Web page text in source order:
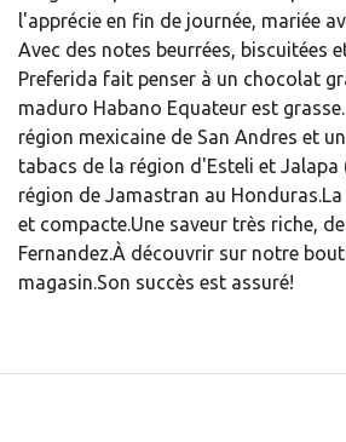
l'apprécie en fin de journée, mariée
Avec des notes beurrées, biscuitées
Preferida fait penser à un chocolat
maduro Habano Equateur est
région mexicaine de San Andres et
tabacs de la région d'Esteli et Jalapa
région de Jamastran au
et compacte.Une saveur très riche,
Fernandez.À découvrir sur notre
magasin.Son succès est assuré!